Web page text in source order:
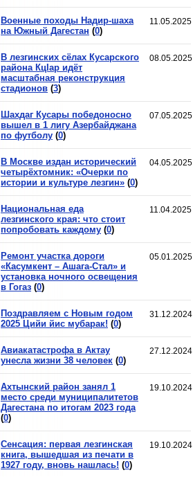
11.05.2025
Военные походы Надир-шаха
на Южный Дагестан (0)
08.05.2025
В лезгинских сёлах Кусарского
района КцIар идёт
масштабная реконструкция
стадионов (3)
07.05.2025
Шахдаг Кусары победоносно
вышел в 1 лигу Азербайджана
по футболу (0)
04.05.2025
В Москве издан исторический
четырёхтомник: «Очерки по
истории и культуре лезгин» (0)
11.04.2025
Национальная еда
лезгинского края: что стоит
попробовать каждому (0)
05.01.2025
Ремонт участка дороги
«Касумкент – Ашага-Стал» и
установка ночного освещения
в Гогаз (0)
31.12.2024
Поздравляем с Новым годом
2025 Цийи йис мубарак! (0)
27.12.2024
Авиакатастрофа в Актау
унесла жизни 38 человек (0)
19.10.2024
Ахтынский район занял 1
место среди муниципалитетов
Дагестана по итогам 2023 года
(0)
19.10.2024
Сенсация: первая лезгинская
книга, вышедшая из печати в
1927 году, вновь нашлась! (0)